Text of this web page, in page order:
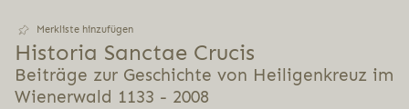
Merkliste hinzufügen
Historia Sanctae Crucis
Beiträge zur Geschichte von Heiligenkreuz im
Wienerwald 1133 - 2008